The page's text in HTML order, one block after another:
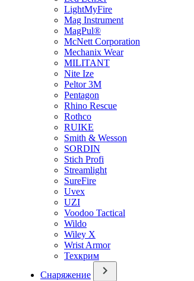
LightMyFire
Mag Instrument
MagPul®
McNett Corporation
Mechanix Wear
MILITANT
Nite Ize
Peltor 3M
Pentagon
Rhino Rescue
Rothco
RUIKE
Smith & Wesson
SORDIN
Stich Profi
Streamlight
SureFire
Uvex
UZI
Voodoo Tactical
Wildo
Wiley X
Wrist Armor
Техкрим
Снаряжение